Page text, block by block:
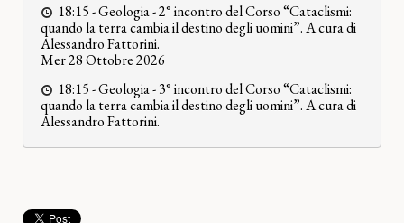
18:15 -Geologia -2° incontro del Corso “Cataclismi:
quando la terra cambia il destino degli uomini”. A cura di
Alessandro Fattorini.
Mer 28 Ottobre 2026
18:15 -Geologia -3° incontro del Corso “Cataclismi:
quando la terra cambia il destino degli uomini”. A cura di
Alessandro Fattorini.